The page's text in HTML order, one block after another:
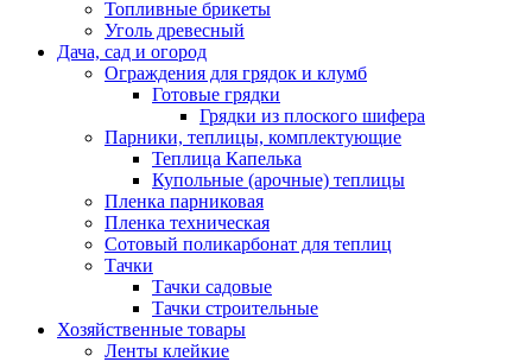
Топливные брикеты
Уголь древесный
Дача, сад и огород
Ограждения для грядок и клумб
Готовые грядки
Грядки из плоского шифера
Парники, теплицы, комплектующие
Теплица Капелька
Купольные (арочные) теплицы
Пленка парниковая
Пленка техническая
Сотовый поликарбонат для теплиц
Тачки
Тачки садовые
Тачки строительные
Хозяйственные товары
Ленты клейкие